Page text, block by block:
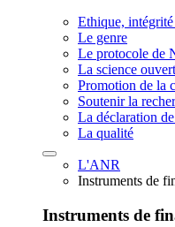
Ethique,
Le genre
Le protocole de
La science
Promotion de la
Soutenir la
La déclaration
La qualité
L'ANR
Instruments de
Instruments de